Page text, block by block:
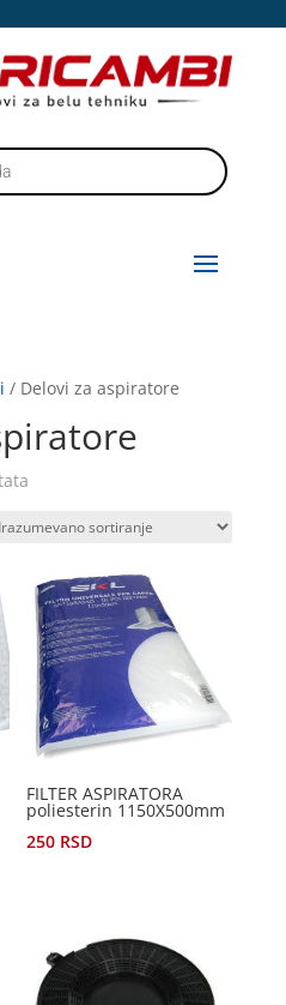
/ Delovi za aspiratore
FILTER ASPIRATORA
poliesterin 1150X500mm
250 RSD